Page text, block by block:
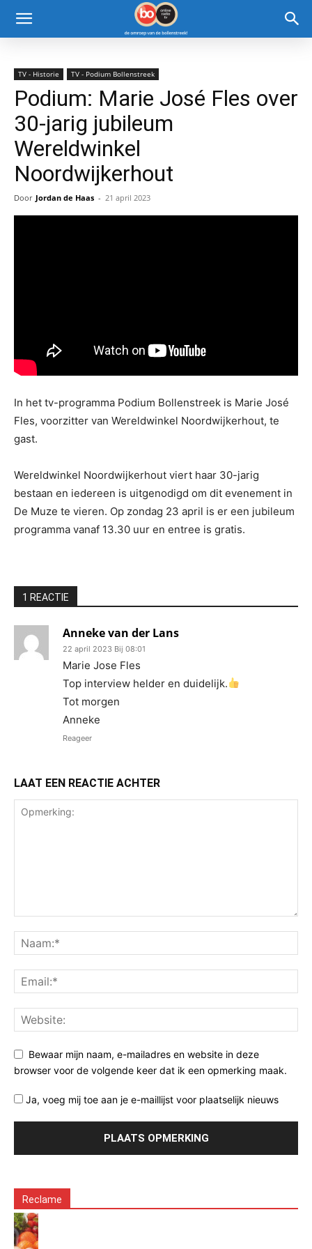
TV - Historie TV - Podium Bollenstreek
Podium: Marie José Fles over
30-jarig jubileum
Wereldwinkel
Noordwijkerhout
Door Jordan de Haas - 21 april 2023
In het tv-programma Podium Bollenstreek is Marie José
Fles, voorzitter van Wereldwinkel Noordwijkerhout, te
gast.
Wereldwinkel Noordwijkerhout viert haar 30-jarig
bestaan en iedereen is uitgenodigd om dit evenement in
De Muze te vieren. Op zondag 23 april is er een jubileum
programma vanaf 13.30 uur en entree is gratis.
1 REACTIE
Anneke van der Lans
22 april 2023 Bij 08:01
Marie Jose Fles
Top interview helder en duidelijk.
Tot morgen
Anneke
Reageer
LAAT EEN REACTIE ACHTER
Bewaar mijn naam, e-mailadres en website in deze
browser voor de volgende keer dat ik een opmerking maak.
Ja, voeg mij toe aan je e-maillijst voor plaatselijk nieuws
Reclame